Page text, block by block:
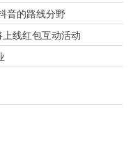
音的路线分野
线红包互动活动